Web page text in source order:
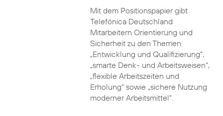
Mit dem Positionspapier gibt
Telefónica Deutschland
Mitarbeitern Orientierung und
Sicherheit zu den Themen:
„Entwicklung und Qualifizierung“,
„smarte Denk- und Arbeitsweisen“,
„flexible Arbeitszeiten und
Erholung“ sowie „sichere Nutzung
moderner Arbeitsmittel“.